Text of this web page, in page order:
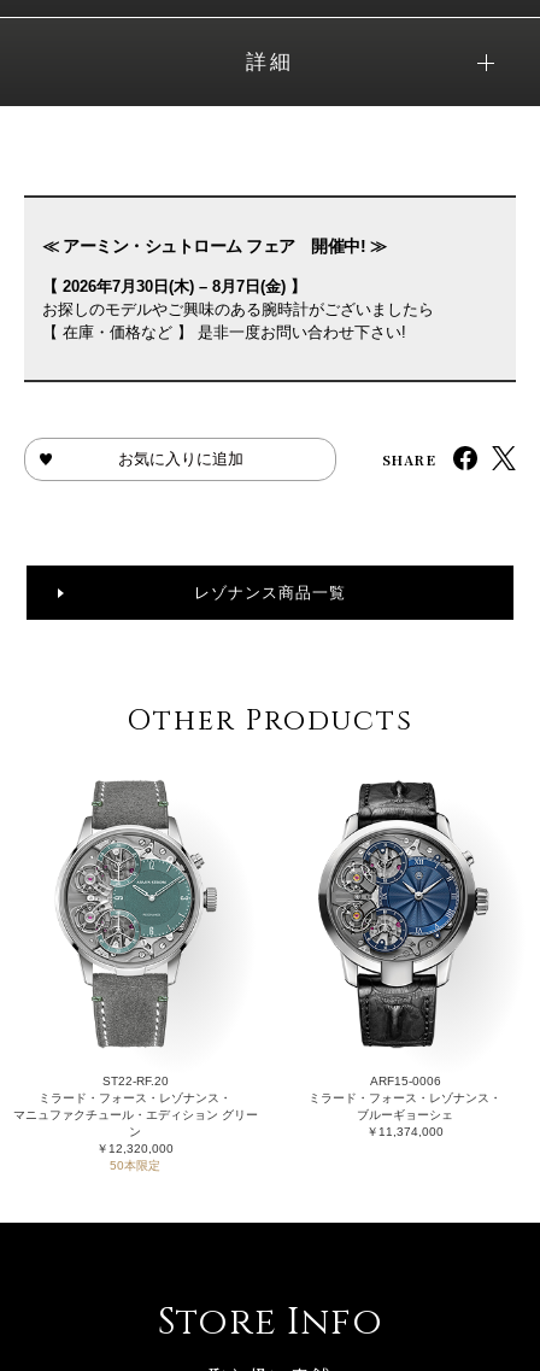
詳細
≪ アーミン・シュトローム フェア 開催中! ≫
【 2026年7月30日(木) – 8月7日(金) 】
お探しのモデルやご興味のある腕時計がございましたら
【 在庫・価格など 】 是非一度お問い合わせ下さい!
お気に入りに追加 SHARE
レゾナンス商品一覧
Other Products
ST22-RF.20
ミラード・フォース・レゾナンス・
マニュファクチュール・エディション グリー
ン
￥12,320,000
50本限定
ARF15-0006
ミラード・フォース・レゾナンス・
ブルーギョーシェ
￥11,374,000
Store Info